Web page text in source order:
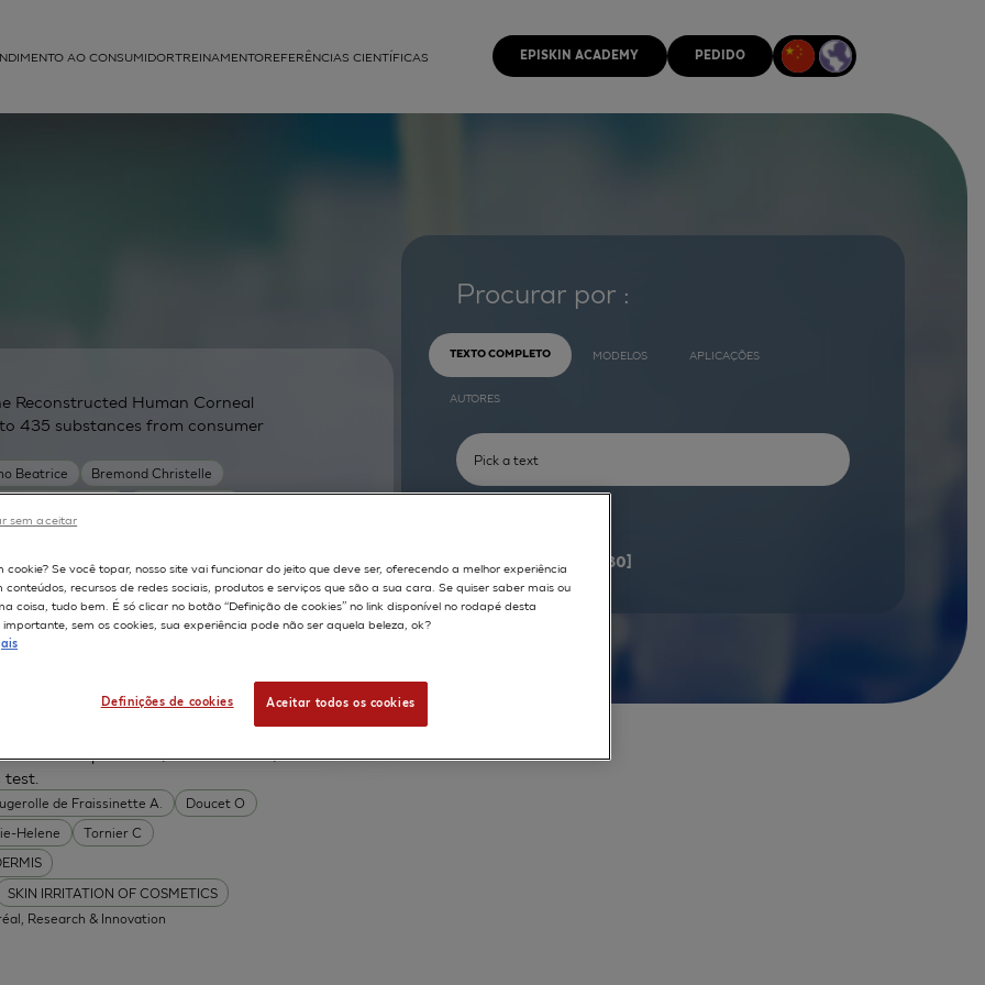
AO CONSUMIDORTREINAMENTOREFERÊNCIAS CIENTÍFICAS EPISKIN ACADEMY PEDIDO
Beatrice
Bremond Christelle
Jean-Marc Tinois-Tessonneaud Estelle
OF CHEMICAL
Reconstructed Human Corneal
435 substances from consumer
Research & Innovation
de Fraissinette A.
Doucet O
Helene Tornier C
SKIN IRRITATION OF COSMETICS
human epidermis (SkinEthic RHE) for
Research & Innovation
Procurar por :
TEXTO COMPLETO MODELOS APLICAÇÕES
AUTORES
598documents [61 - 80]
cookie? Se você topar, nosso site vai funcionar do jeito que deve ser, oferecendo a melhor experiência
conteúdos, recursos de redes sociais, produtos e serviços que são a sua cara. Se quiser saber mais ou
coisa, tudo bem. É só clicar no botão “Definição de cookies” no link disponível no rodapé desta
sem os cookies, sua experiência pode não ser aquela beleza, ok?
Definições de cookies Aceitar todos os cookies
sem aceitar